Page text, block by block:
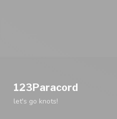
123Paracord
let's go knots!